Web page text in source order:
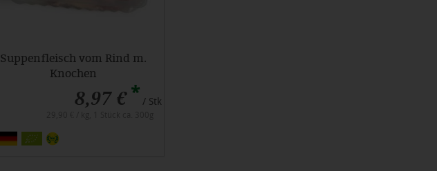
Suppenfleisch vom Rind m.
Knochen
8,97 €* / Stk